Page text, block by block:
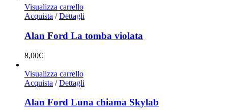
Visualizza carrello
Acquista / Dettagli
Alan Ford La tomba violata
8,00€
Visualizza carrello
Acquista / Dettagli
Alan Ford Luna chiama Skylab